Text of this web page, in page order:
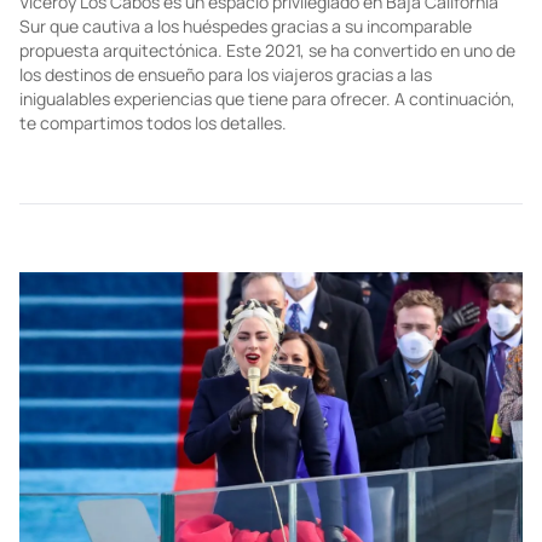
HOTDESTINATIONS
para este 2021
Viceroy Los Cabos es un espacio privilegiado en Baja California
Sur que cautiva a los huéspedes gracias a su incomparable
propuesta arquitectónica. Este 2021, se ha convertido en uno de
los destinos de ensueño para los viajeros gracias a las
inigualables experiencias que tiene para ofrecer. A continuación,
te compartimos todos los detalles.